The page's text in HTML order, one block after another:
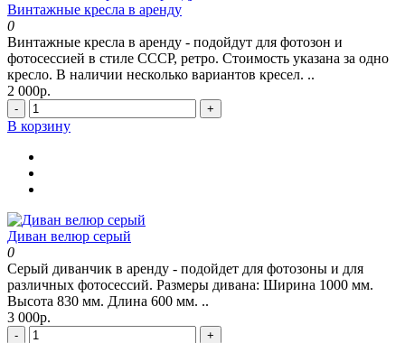
Винтажные кресла в аренду
0
Винтажные кресла в аренду - подойдут для фотозон и
фотосессией в стиле СССР, ретро. Стоимость указана за одно
кресло. В наличии несколько вариантов кресел. ..
2 000р.
- +
В корзину
Диван велюр серый
0
Серый диванчик в аренду - подойдет для фотозоны и для
различных фотосессий. Размеры дивана: Ширина 1000 мм.
Высота 830 мм. Длина 600 мм. ..
3 000р.
- +